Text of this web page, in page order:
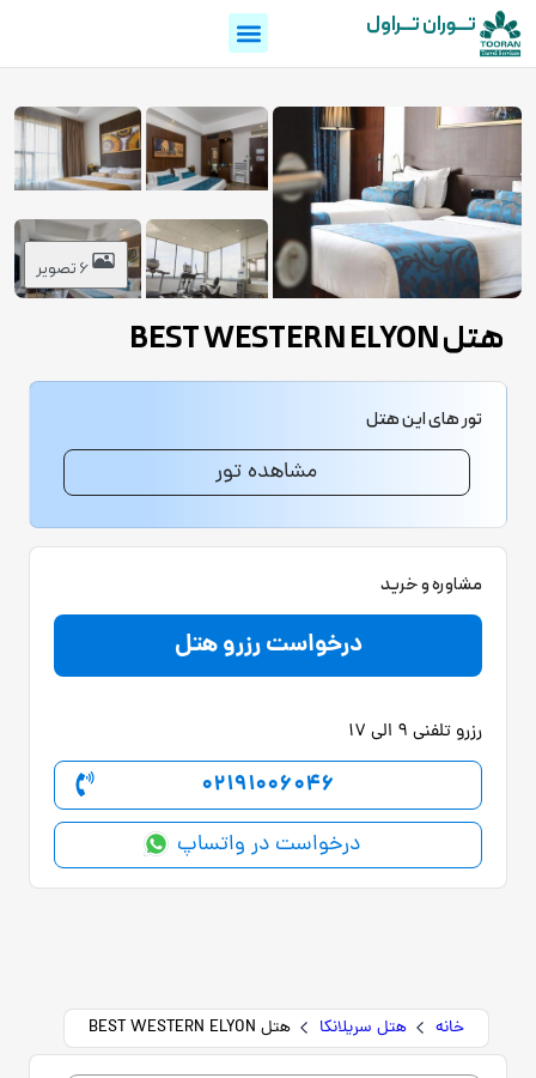
تـــوران تـــراول
6 تصویر
هتل BEST WESTERN ELYON
خانه هتل سریلانکا هتل BEST WESTERN ELYON
تور های این هتل
مشاهده تور
مشاوره و خرید
درخواست رزرو هتل
رزرو تلفنی 9 الی 17
02191006046
درخواست در واتساپ